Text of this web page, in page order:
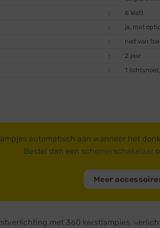
:
6 Watt
: ja, met
:
niet van
:
2 jaar
: 1
automatisch aan wanneer het
Bestel dan een schemerschakelaar
Meer
met 360 kerstlampjes,